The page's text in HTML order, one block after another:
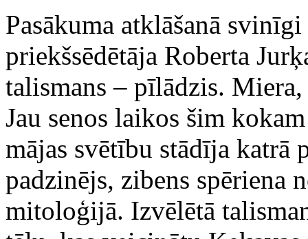
Pasākuma atklāšanā
priekšsēdētāja Roberta
talismans – pīlādzis.
Jau senos laikos šim
mājas svētību stādīja katrā
padzinējs, zibens spēriena
mitoloģijā. Izvēlētā